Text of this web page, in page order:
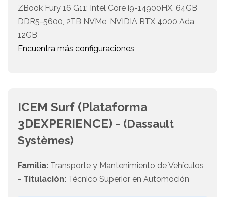
ZBook Fury 16 G11: Intel Core i9-14900HX, 64GB
DDR5-5600, 2TB NVMe, NVIDIA RTX 4000 Ada
12GB
Encuentra más configuraciones
ICEM Surf (Plataforma
3DEXPERIENCE) - (Dassault
Systèmes)
Familia: Transporte y Mantenimiento de Vehículos
- Titulación: Técnico Superior en Automoción